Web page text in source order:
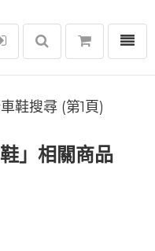
選單
鞋搜尋 (第1頁)
」相關商品